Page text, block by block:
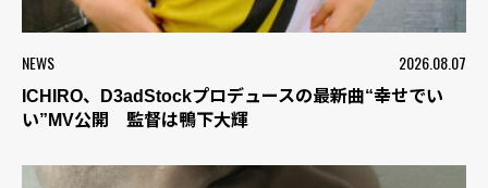
NEWS 2026.08.07
ICHIRO、D3adStockプロデュースの最新曲“幸せでい
い”MV公開 監督は鴨下大輝